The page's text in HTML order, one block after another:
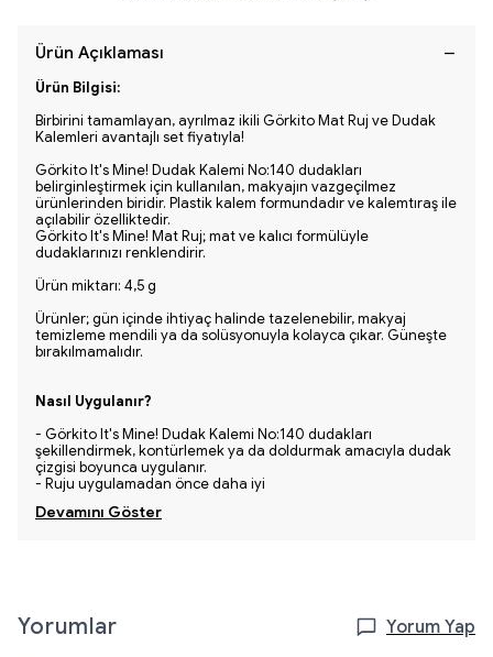
Ürün Açıklaması
Ürün Bilgisi:
Birbirini tamamlayan, ayrılmaz ikili Görkito Mat Ruj ve Dudak
Kalemleri avantajlı set fiyatıyla!
Görkito It's Mine! Dudak Kalemi No:140 dudakları
belirginleştirmek için kullanılan, makyajın vazgeçilmez
ürünlerinden biridir. Plastik kalem formundadır ve kalemtıraş ile
açılabilir özelliktedir.
Görkito It's Mine! Mat Ruj; mat ve kalıcı formülüyle
dudaklarınızı renklendirir.
Ürün miktarı: 4,5 g
Ürünler; gün içinde ihtiyaç halinde tazelenebilir, makyaj
temizleme mendili ya da solüsyonuyla kolayca çıkar. Güneşte
bırakılmamalıdır.
Nasıl Uygulanır?
- Görkito It's Mine! Dudak Kalemi No:140 dudakları
şekillendirmek, kontürlemek ya da doldurmak amacıyla dudak
çizgisi boyunca uygulanır.
- Ruju uygulamadan önce daha iyi
Devamını Göster
Yorumlar Yorum Yap